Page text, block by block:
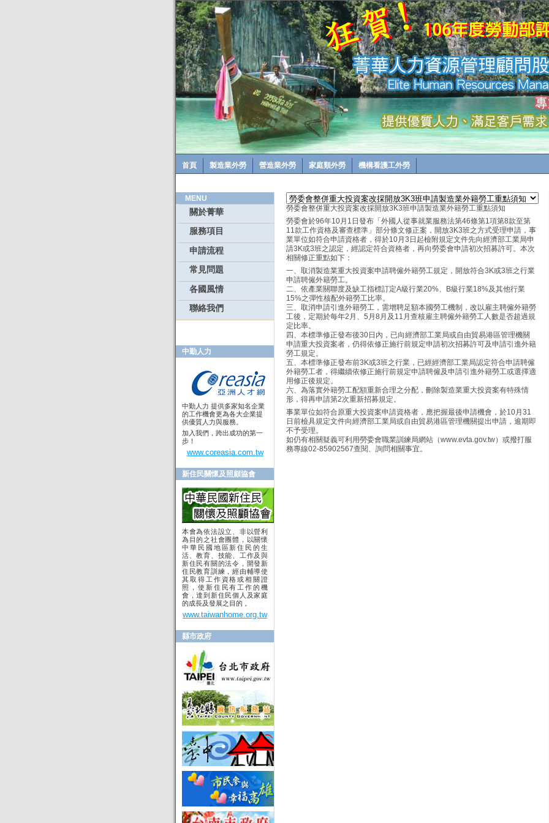
首頁 製造業外勞 營造業外勞 家庭類外勞 機構看護工外勞
MENU
關於菁華
服務項目
申請流程
常見問題
各國風情
聯絡我們
中勤人力
中勤人力 提供多家知名企業
的工作機會更為各大企業提
供優質人力與服務。
加入我們，跨出成功的第一
步！
www.coreasia.com.tw
新住民關懷及照顧協會
本會為依法設立、非以營利
為目的之社會團體，以關懷
中華民國地區新住民的生
活、教育、技能、工作及與
新住民有關的法令，開發新
住民教育訓練，經由輔導使
其取得工作資格或相關證
照，使新住民有工作的機
會，達到新住民個人及家庭
的成長及發展之目的 。
www.taiwanhome.org.tw
縣市政府
勞委會整併重大投資案改採開放3K3班申請製造業外籍勞工重點須知
勞委會於96年10月1日發布「外國人從事就業服務法第46條第1項第8款至第
11款工作資格及審查標準」部分條文修正案，開放3K3班之方式受理申請，事
業單位如符合申請資格者，得於10月3日起檢附規定文件先向經濟部工業局申
請3K或3班之認定，經認定符合資格者，再向勞委會申請初次招募許可。本次
相關修正重點如下：
一、取消製造業重大投資案申請聘僱外籍勞工規定，開放符合3K或3班之行業
申請聘僱外籍勞工。
二、依產業關聯度及缺工指標訂定A級行業20%、B級行業18%及其他行業
15%之彈性核配外籍勞工比率。
三、取消申請引進外籍勞工，需增聘足額本國勞工機制，改以雇主聘僱外籍勞
工後，定期於每年2月、5月8月及11月查核雇主聘僱外籍勞工人數是否超過規
定比率。
四、本標準修正發布後30日內，已向經濟部工業局或自由貿易港區管理機關
申請重大投資案者，仍得依修正施行前規定申請初次招募許可及申請引進外籍
勞工規定。
五、本標準修正發布前3K或3班之行業，已經經濟部工業局認定符合申請聘僱
外籍勞工者，得繼續依修正施行前規定申請聘僱及申請引進外籍勞工或選擇適
用修正後規定。
六、為落實外籍勞工配額重新合理之分配，刪除製造業重大投資案有特殊情
形，得再申請第2次重新招募規定。
事業單位如符合原重大投資案申請資格者，應把握最後申請機會，於10月31
日前檢具規定文件向經濟部工業局或自由貿易港區管理機關提出申請，逾期即
不予受理。
如仍有相關疑義可利用勞委會職業訓練局網站（www.evta.gov.tw）或撥打服
務專線02-85902567查閱、詢問相關事宜。